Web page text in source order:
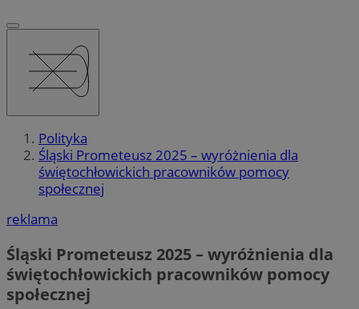
Polityka
Śląski Prometeusz 2025 – wyróżnienia dla
świętochłowickich pracowników pomocy
społecznej
reklama
Śląski Prometeusz 2025 – wyróżnienia dla
świętochłowickich pracowników pomocy
społecznej